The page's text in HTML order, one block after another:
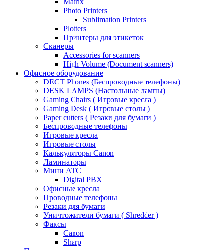
Matrix
Photo Printers
Sublimation Printers
Plotters
Принтеры для этикеток
Сканеры
Accessories for scanners
High Volume (Document scanners)
Офисное оборудование
DECT Phones (Беспроводные телефоны)
DESK LAMPS (Настольные лампы)
Gaming Chairs ( Игровые кресла )
Gaming Desk ( Игровые столы )
Paper cutters ( Резаки для бумаги )
Беспроводные телефоны
Игровые кресла
Игровые столы
Калькуляторы Canon
Ламинаторы
Мини АТС
Digital PBX
Офисные кресла
Проводные телефоны
Резаки для бумаги
Уничтожители бумаги ( Shredder )
Факсы
Canon
Sharp